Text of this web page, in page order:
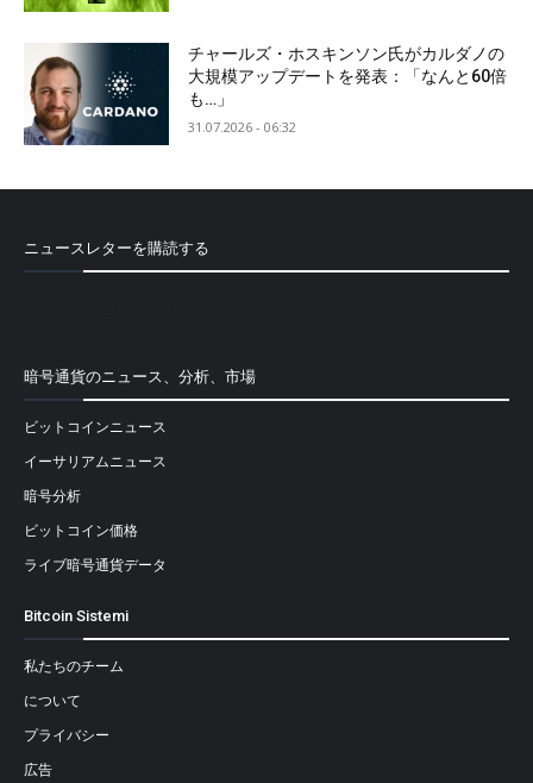
チャールズ・ホスキンソン氏がカルダノの
大規模アップデートを発表：「なんと60倍
も…」
31.07.2026 - 06:32
ニュースレターを購読する
暗号通貨のニュース、分析、市場
ビットコインニュース
イーサリアムニュース
暗号分析
ビットコイン価格
ライブ暗号通貨データ
Bitcoin Sistemi
私たちのチーム
について
プライバシー
広告